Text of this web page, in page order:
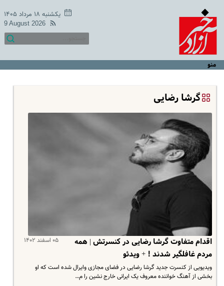
یکشنبه ۱۸ مرداد ۱۴۰۵
9 August 2026
منو
گرشا رضایی
۰۵ اسفند ۱۴۰۲
اقدام متفاوت گرشا رضایی در کنسرتش | همه
مردم غافلگیر شدند ! + ویدئو
ویدیویی از کنسرت جدید گرشا رضایی در فضای مجازی وایرال شده است که او
بخشی از آهنگ خواننده معروف یک ایرانی خارج نشین را م…